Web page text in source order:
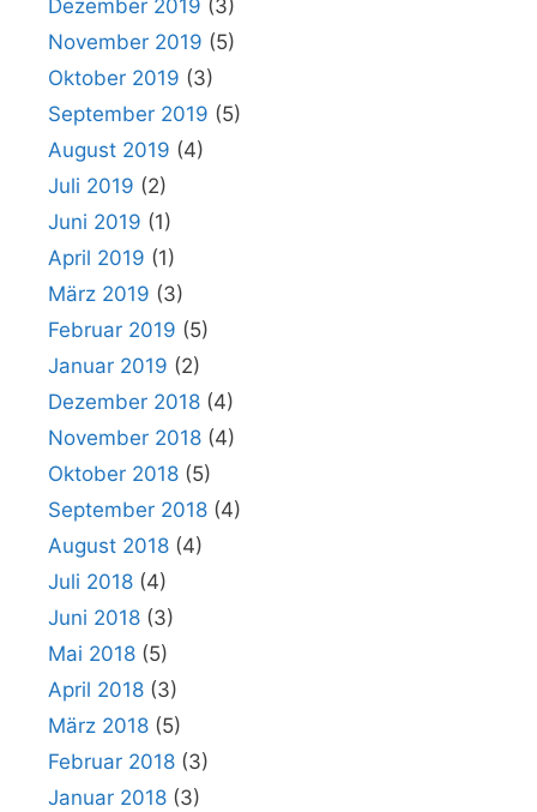
Dezember 2019 (3)
November 2019 (5)
Oktober 2019 (3)
September 2019 (5)
August 2019 (4)
Juli 2019 (2)
Juni 2019 (1)
April 2019 (1)
März 2019 (3)
Februar 2019 (5)
Januar 2019 (2)
Dezember 2018 (4)
November 2018 (4)
Oktober 2018 (5)
September 2018 (4)
August 2018 (4)
Juli 2018 (4)
Juni 2018 (3)
Mai 2018 (5)
April 2018 (3)
März 2018 (5)
Februar 2018 (3)
Januar 2018 (3)